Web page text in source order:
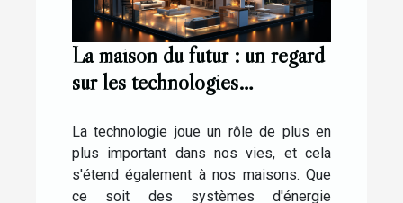
La maison du futur : un regard
sur les technologies
La technologie joue un rôle de plus en
plus important dans nos vies, et cela
s'étend également à nos maisons. Que
ce soit des systèmes d'énergie